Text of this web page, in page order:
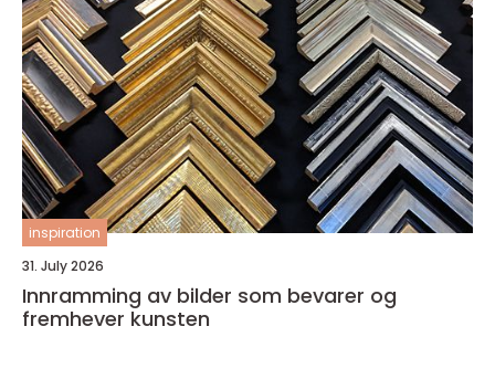
inspiration
31. July 2026
Innramming av bilder som bevarer og
fremhever kunsten